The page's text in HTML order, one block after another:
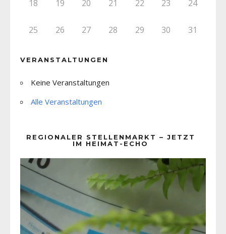
18 19 20 21 22 23 24
25 26 27 28 29 30 31
VERANSTALTUNGEN
Keine Veranstaltungen
Alle Veranstaltungen
REGIONALER STELLENMARKT – JETZT
IM HEIMAT-ECHO
Player